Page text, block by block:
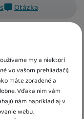
my a niektorí
vo vašom prehliadači).
máte zoradené a
Vďaka nim vám
nám napríklad aj v
webu.
v tejto
Otázka